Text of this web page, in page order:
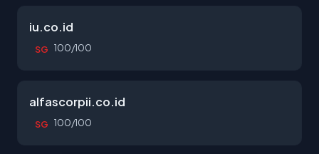
iu.co.id
SG 100/100
alfascorpii.co.id
SG 100/100